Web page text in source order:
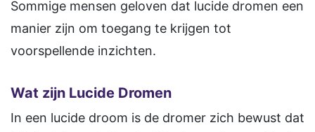
Sommige mensen geloven dat lucide dromen een
manier zijn om toegang te krijgen tot
voorspellende inzichten.
Wat zijn Lucide Dromen
In een lucide droom is de dromer zich bewust dat